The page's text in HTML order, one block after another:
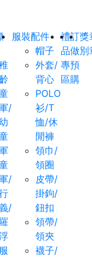
/
/
/
服裝配件
帽子
外套/
背心
POLO
衫/T
恤/休
閒褲
領巾/
領圈
皮帶/
掛鉤/
鈕扣
領帶/
領夾
襪子/
禮
品
專
區
訂
做
預
購
獎
別